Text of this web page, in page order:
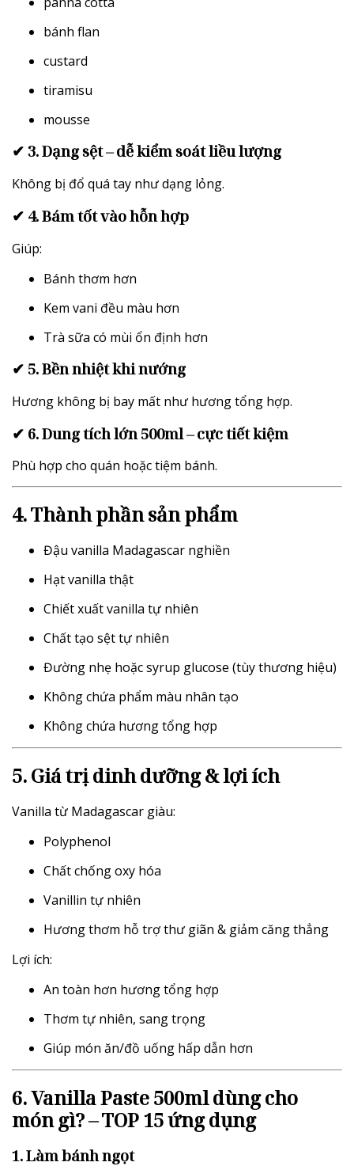
bánh flan
custard
tiramisu
mousse
✔ 3. Dạng sệt – dễ kiểm soát liều lượng
Không bị đổ quá tay như dạng lỏng.
✔ 4. Bám tốt vào hỗn hợp
Giúp:
Bánh thơm hơn
Kem vani đều màu hơn
Trà sữa có mùi ổn định hơn
✔ 5. Bền nhiệt khi nướng
Hương không bị bay mất như hương tổng hợp.
✔ 6. Dung tích lớn 500ml – cực tiết kiệm
Phù hợp cho quán hoặc tiệm bánh.
4. Thành phần sản phẩm
Đậu vanilla Madagascar nghiền
Hạt vanilla thật
Chiết xuất vanilla tự nhiên
Chất tạo sệt tự nhiên
Đường nhẹ hoặc syrup glucose (tùy thương hiệu)
Không chứa phẩm màu nhân tạo
Không chứa hương tổng hợp
5. Giá trị dinh dưỡng & lợi ích
Vanilla từ Madagascar giàu:
Polyphenol
Chất chống oxy hóa
Vanillin tự nhiên
Hương thơm hỗ trợ thư giãn & giảm căng thẳng
Lợi ích:
An toàn hơn hương tổng hợp
Thơm tự nhiên, sang trọng
Giúp món ăn/đồ uống hấp dẫn hơn
6. Vanilla Paste 500ml dùng cho
món gì? – TOP 15 ứng dụng
1. Làm bánh ngọt